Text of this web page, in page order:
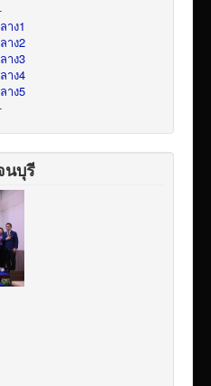
ง1
าง2
าง3
าง4
าง5
นบุรี